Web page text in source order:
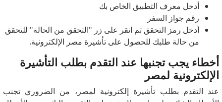
أدخل معرف التطبيق الخاص بك
رقم جواز السفر
أدخل رمز التحقق ثم انقر على زر "التحقق من الحالة" للتحقق
من حالة طلبك للحصول على تأشيرة مصر الإلكترونية.
أخطاء يجب تجنبها عند التقدم بطلب التأشيرة
الإلكترونية لمصر
عند التقدم بطلب تأشيرة إلكترونية لمصر، من الضروري تجنب